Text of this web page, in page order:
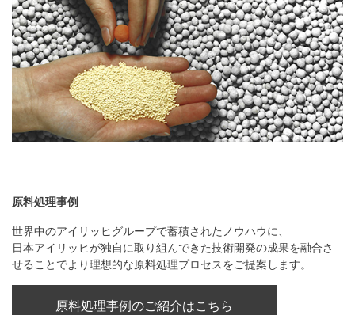
原料処理事例
世界中のアイリッヒグループで蓄積されたノウハウに、
日本アイリッヒが独自に取り組んできた技術開発の成果を融合さ
せることでより理想的な原料処理プロセスをご提案します。
原料処理事例のご紹介はこちら